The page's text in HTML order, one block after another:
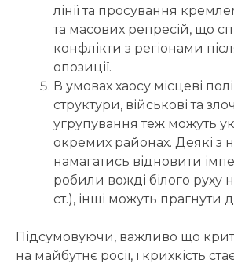
лінії та просування
та масових репресій, що
конфлікти з регіонами
опозиції.
В умовах хаосу місцеві
структури, військові та
угрупування теж можуть
окремих районах. Деякі з
намагатись відновити
робили вожді білого руху
ст.), інші можуть прагнути
Підсумовуючи, важливо що
на майбутнє росії, ї крихкість